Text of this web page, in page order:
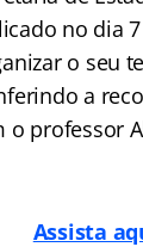
no dia
o seu
a
o professor
Assista